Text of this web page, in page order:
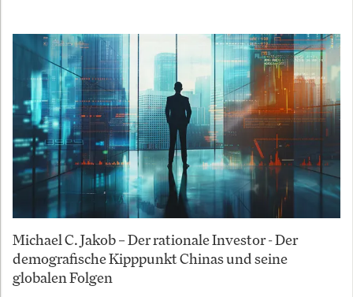
Michael C. Jakob – Der rationale Investor - Der
demografische Kipppunkt Chinas und seine
globalen Folgen